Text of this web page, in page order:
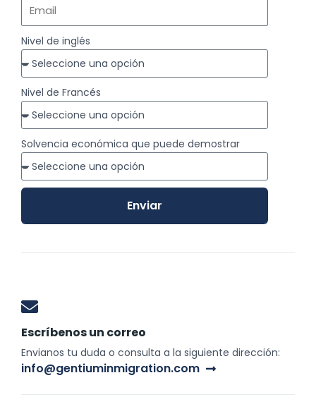
Nivel de inglés
Nivel de Francés
Solvencia económica que puede demostrar
Enviar
Escríbenos un correo
Envianos tu duda o consulta a la siguiente dirección:
info@gentiuminmigration.com